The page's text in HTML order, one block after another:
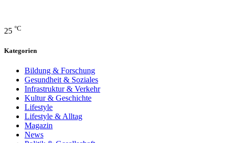
25 °C
Kategorien
Bildung & Forschung
Gesundheit & Soziales
Infrastruktur & Verkehr
Kultur & Geschichte
Lifestyle
Lifestyle & Alltag
Magazin
News